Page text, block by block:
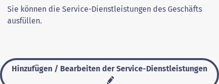
Sie können die Service-Dienstleistungen des Geschäfts
ausfüllen.
Hinzufügen / Bearbeiten der Service-Dienstleistungen